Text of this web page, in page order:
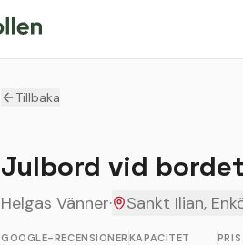
Tillbaka
Julbord vid bordet
Helgas Vänner· Sankt Ilian,
GOOGLE-RECENSIONER KAPACITET